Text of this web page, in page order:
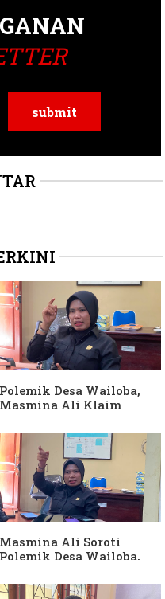
Polemik Desa Wailoba,
Masmina Ali Klaim
Keterlibatan Ketua PKB
Sula
Masmina Ali Soroti
Polemik Desa Wailoba,
Keterlibatan Ketua PKB